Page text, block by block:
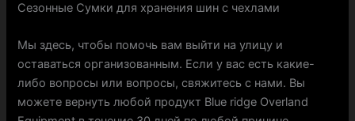
Сезонные Сумки для хранения шин с чехлами
Мы здесь, чтобы помочь вам выйти на улицу и
оставаться организованным. Если у вас есть какие-
либо вопросы или вопросы, свяжитесь с нами. Вы
можете вернуть любой продукт Blue ridge Overland